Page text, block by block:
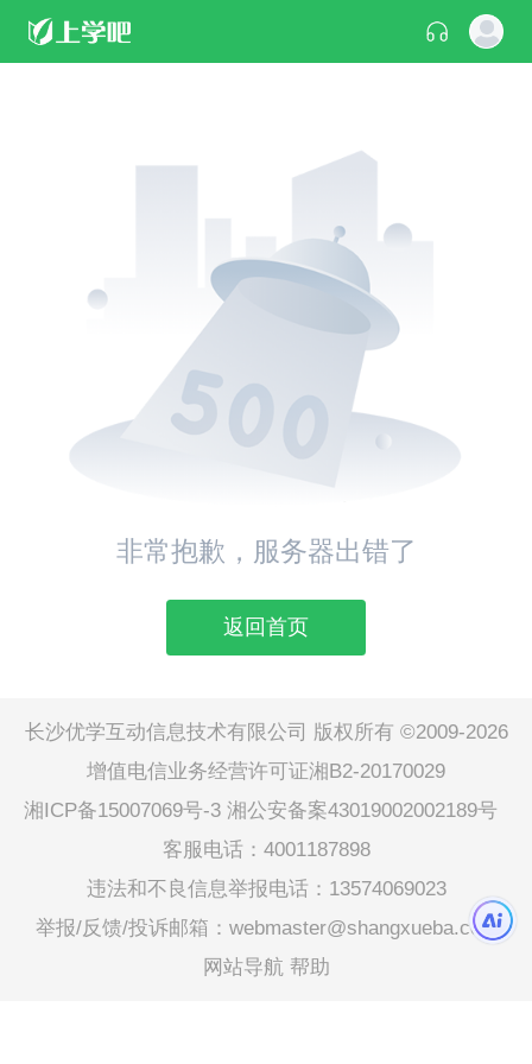
非常抱歉，服务器出错了
返回首页
长沙优学互动信息技术有限公司 版权所有 ©2009-2026
增值电信业务经营许可证湘B2-20170029
湘ICP备15007069号-3 湘公安备案43019002002189号
客服电话：4001187898
违法和不良信息举报电话：13574069023
举报/反馈/投诉邮箱：webmaster@shangxueba.com
网站导航 帮助